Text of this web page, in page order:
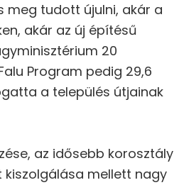
meg tudott újulni, akár a
akár az új építésű
20
Program pedig 29,6
a település útjainak
az idősebb korosztály
mellett nagy